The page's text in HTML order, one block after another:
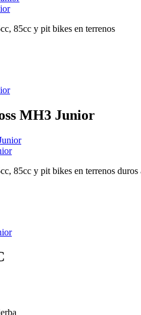
85cc y pit bikes en terrenos
MH3 Junior
85cc y pit bikes en terrenos duros